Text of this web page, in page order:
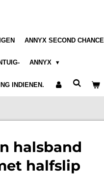
ANNYX SECOND CHANCE
ANNYX
INDIENEN.
halsband
halfslip